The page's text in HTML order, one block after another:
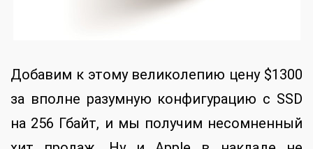
Добавим к этому великолепию цену $1300
за вполне разумную конфигурацию с SSD
на 256 Гбайт, и мы получим несомненный